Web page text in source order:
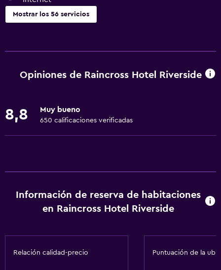
Mostrar los 56 servicios
Internet
Extinguidor
Gel de ducha
Aire acondicionado
Opiniones de Raincross Hotel Riverside
8,8 Muy bueno
650 calificaciones verificadas
Información de reserva de habitaciones
en Raincross Hotel Riverside
Relación calidad-precio Puntuación de la